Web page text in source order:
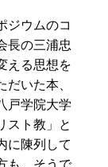
ジウムのコ
長の三浦忠
える思想を
いた本、
戸学院大学
スト教」と
に陳列して
も、そうで